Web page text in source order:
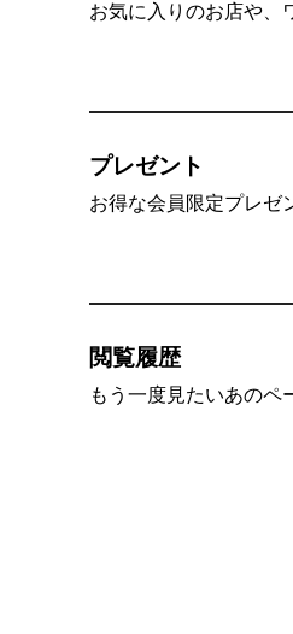
お気に入りのお店や、
プレゼント
お得な会員限定プレゼ
閲覧履歴
もう一度見たいあのペ